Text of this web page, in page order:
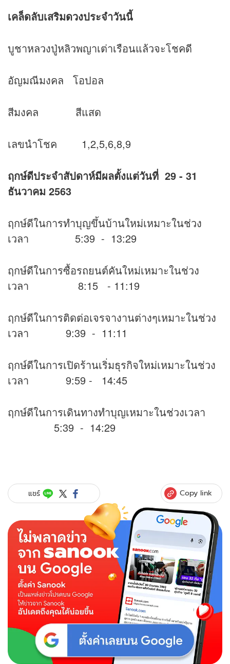
เคล็ดลับเสริมดวงประจำวันนี้
บูชาหลวงปู่หลิวพญาเต่าเรือนแล้วจะโชคดี
อัญมณีมงคล โอปอล
สีมงคล สีแสด
เลขนำโชค 1,2,5,6,8,9
ฤกษ์ดีประจำสัปดาห์มีผลตั้งแต่วันที่ 29 - 31
ธันวาคม 2563
ฤกษ์ดีในการทำบุญขึ้นบ้านใหม่เหมาะในช่วง
เวลา 5:39 - 13:29
ฤกษ์ดีในการซื้อรถยนต์คันใหม่เหมาะในช่วง
เวลา 8:15 - 11:19
ฤกษ์ดีในการติดต่อเจรจางานต่างๆเหมาะในช่วง
เวลา 9:39 - 11:11
ฤกษ์ดีในการเปิดร้านเริ่มธุรกิจใหม่เหมาะในช่วง
เวลา 9:59 - 14:45
ฤกษ์ดีในการเดินทางทำบุญเหมาะในช่วงเวลา
5:39 - 14:29
แชร์ Copy link